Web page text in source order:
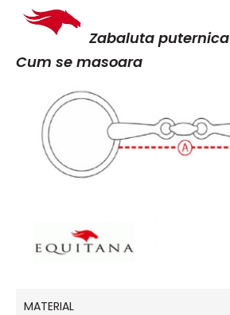
Zabaluta puternica
Cum se masoara
MATERIAL